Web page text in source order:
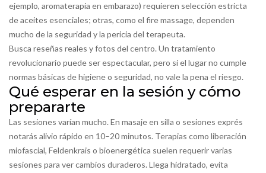
ejemplo, aromaterapia en embarazo) requieren selección estricta
de aceites esenciales; otras, como el fire massage, dependen
mucho de la seguridad y la pericia del terapeuta.
Busca reseñas reales y fotos del centro. Un tratamiento
revolucionario puede ser espectacular, pero si el lugar no cumple
normas básicas de higiene o seguridad, no vale la pena el riesgo.
Qué esperar en la sesión y cómo
prepararte
Las sesiones varían mucho. En masaje en silla o sesiones exprés
notarás alivio rápido en 10–20 minutos. Terapias como liberación
miofascial, Feldenkrais o bioenergética suelen requerir varias
sesiones para ver cambios duraderos. Llega hidratado, evita